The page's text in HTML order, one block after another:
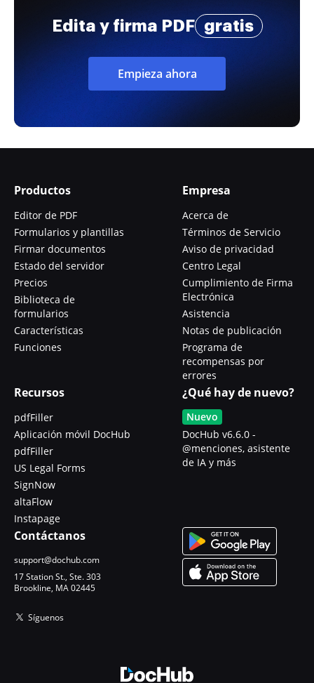
Edita y firma PDF gratis
Empieza ahora
Productos
Editor de PDF
Formularios y plantillas
Firmar documentos
Estado del servidor
Precios
Biblioteca de
formularios
Características
Funciones
Empresa
Acerca de
Términos de Servicio
Aviso de privacidad
Centro Legal
Cumplimiento de Firma
Electrónica
Asistencia
Notas de publicación
Programa de
recompensas por
errores
Recursos
pdfFiller
Aplicación móvil DocHub
pdfFiller
US Legal Forms
SignNow
altaFlow
Instapage
¿Qué hay de nuevo?
Nuevo
DocHub v6.6.0 -
@menciones, asistente
de IA y más
Contáctanos
support@dochub.com
17 Station St., Ste. 303
Brookline, MA 02445
Síguenos